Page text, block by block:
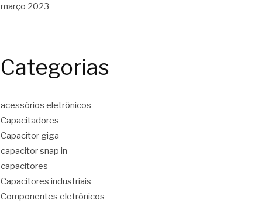
março 2023
Categorias
acessórios eletrônicos
Capacitadores
Capacitor giga
capacitor snap in
capacitores
Capacitores industriais
Componentes eletrônicos